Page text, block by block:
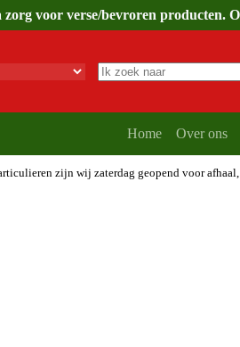
voor verse/bevroren producten.
Home Over ons
zijn wij zaterdag geopend voor